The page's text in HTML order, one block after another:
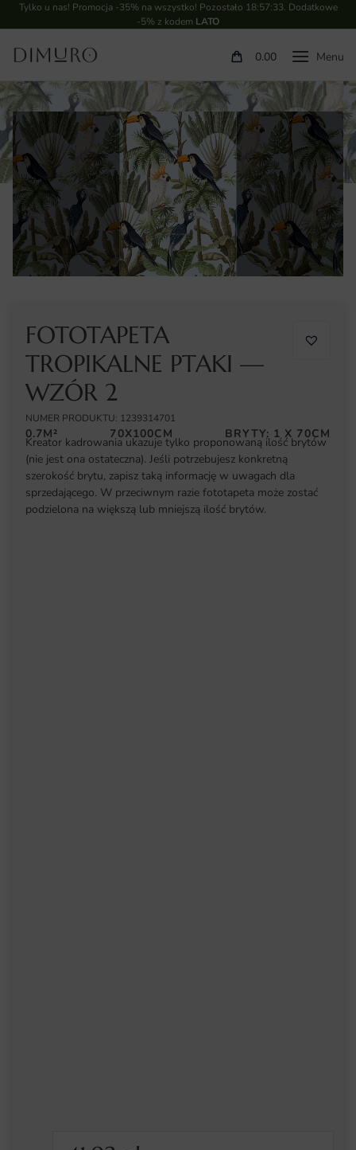
Tylko u nas! Promocja -35% na wszystko! Pozostało 18:57:33. Dodatkowe
-5% z kodem LATO
0.00
FOTOTAPETA
TROPIKALNE PTAKI —
WZÓR 2
NUMER PRODUKTU: 1239314701
0.7M² 70X100CM BRYTY: 1 X 70CM
Kreator kadrowania ukazuje tylko proponowaną ilość brytów
(nie jest ona ostateczna). Jeśli potrzebujesz konkretną
szerokość brytu, zapisz taką informację w uwagach dla
sprzedającego. W przeciwnym razie fototapeta może zostać
podzielona na większą lub mniejszą ilość brytów.